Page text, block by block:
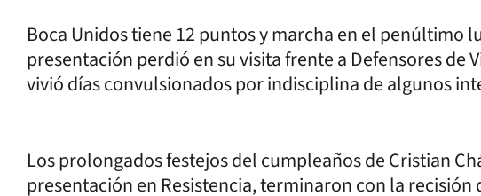
Boca Unidos tiene 12 puntos y marcha en el penúltimo
presentación perdió en su visita frente a Defensores de
vivió días convulsionados por indisciplina de algunos
Los prolongados festejos del cumpleaños de Cristian
presentación en Resistencia, terminaron con la